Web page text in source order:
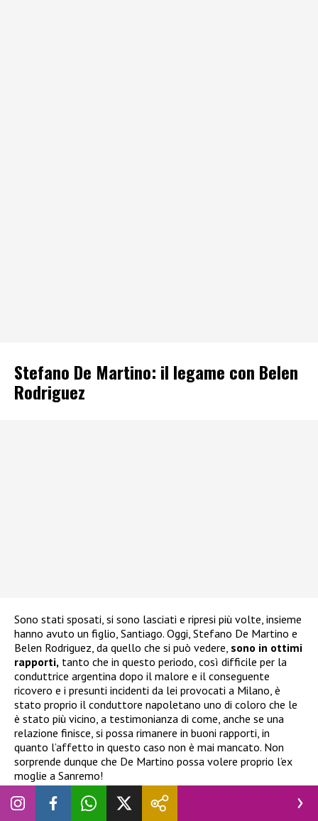
Stefano De Martino: il legame con Belen
Rodriguez
Sono stati sposati, si sono lasciati e ripresi più volte, insieme
hanno avuto un figlio, Santiago. Oggi, Stefano De Martino e
Belen Rodriguez, da quello che si può vedere, sono in ottimi
rapporti, tanto che in questo periodo, così difficile per la
conduttrice argentina dopo il malore e il conseguente
ricovero e i presunti incidenti da lei provocati a Milano, è
stato proprio il conduttore napoletano uno di coloro che le
è stato più vicino, a testimonianza di come, anche se una
relazione finisce, si possa rimanere in buoni rapporti, in
quanto l’affetto in questo caso non è mai mancato. Non
sorprende dunque che De Martino possa volere proprio l’ex
moglie a Sanremo!